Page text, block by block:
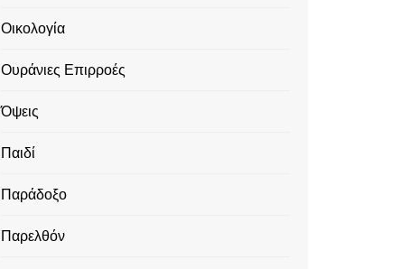
Οικολογία
Ουράνιες Επιρροές
Όψεις
Παιδί
Παράδοξο
Παρελθόν